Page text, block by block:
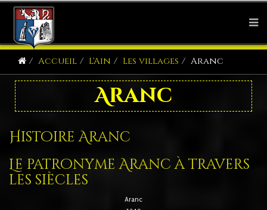
Accueil L'Ain Les villages Aranc
Aranc
Histoire Aranc
Le patronyme Aranc à travers
les siècles
Aranc